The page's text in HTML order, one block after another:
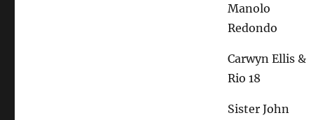
Manolo
Redondo
Carwyn Ellis &
Rio 18
Sister John